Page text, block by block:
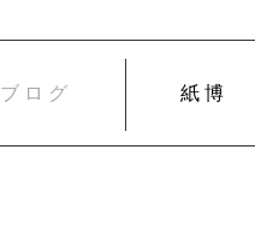
ブログ 紙博